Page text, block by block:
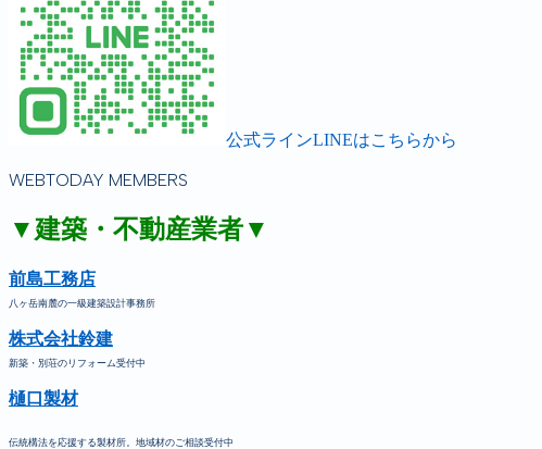
公式ラインLINEはこちらから
WEBTODAY MEMBERS
▼建築・不動産業者▼
前島工務店
八ヶ岳南麓の一級建築設計事務所
株式会社鈴建
新築・別荘のリフォーム受付中
樋口製材
伝統構法を応援する製材所。地域材のご相談受付中